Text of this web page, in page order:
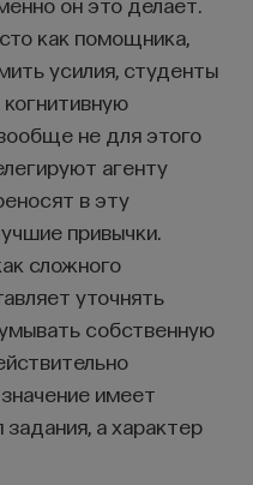
как помощника,
усилия, студенты
не для этого
агенту
в эту
привычки.
сложного
уточнять
собственную
имеет
а характер
церковных
на себя некоторые
судебные. Круг
шире там, где была
организация.
действовала
администрация,
из-за
и единственным
торговым
общем нетипичная
общины там
и эти
судебных